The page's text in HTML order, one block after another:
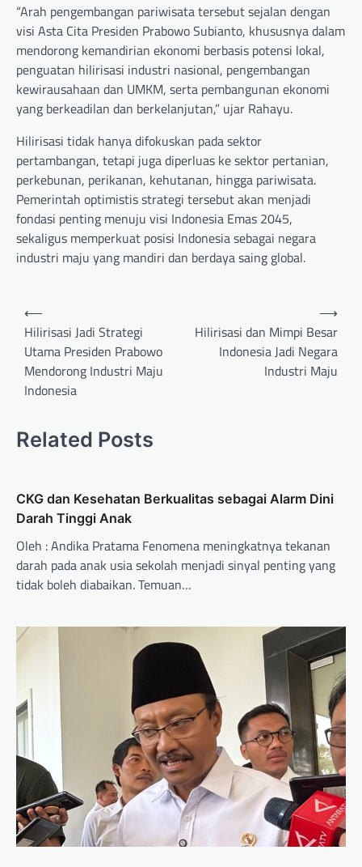
“Arah pengembangan pariwisata tersebut sejalan dengan
visi Asta Cita Presiden Prabowo Subianto, khususnya dalam
mendorong kemandirian ekonomi berbasis potensi lokal,
penguatan hilirisasi industri nasional, pengembangan
kewirausahaan dan UMKM, serta pembangunan ekonomi
yang berkeadilan dan berkelanjutan,” ujar Rahayu.
Hilirisasi tidak hanya difokuskan pada sektor
pertambangan, tetapi juga diperluas ke sektor pertanian,
perkebunan, perikanan, kehutanan, hingga pariwisata.
Pemerintah optimistis strategi tersebut akan menjadi
fondasi penting menuju visi Indonesia Emas 2045,
sekaligus memperkuat posisi Indonesia sebagai negara
industri maju yang mandiri dan berdaya saing global.
Post
navigation
⟵
Hilirisasi Jadi Strategi
Utama Presiden Prabowo
Mendorong Industri Maju
Indonesia
Hilirisasi dan Mimpi Besar
Indonesia Jadi Negara
Industri Maju
⟶
Related Posts
CKG dan Kesehatan Berkualitas sebagai Alarm Dini
Darah Tinggi Anak
Oleh : Andika Pratama Fenomena meningkatnya tekanan
darah pada anak usia sekolah menjadi sinyal penting yang
tidak boleh diabaikan. Temuan…